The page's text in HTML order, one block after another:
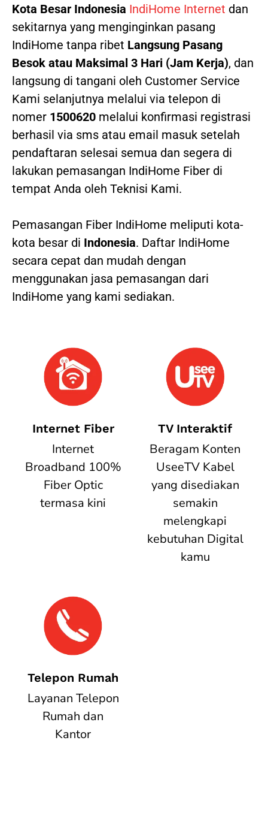
Kota Besar Indonesia IndiHome Internet dan
sekitarnya yang menginginkan pasang
IndiHome tanpa ribet Langsung Pasang
Besok atau Maksimal 3 Hari (Jam Kerja), dan
langsung di tangani oleh Customer Service
Kami selanjutnya melalui via telepon di
nomer 1500620 melalui konfirmasi registrasi
berhasil via sms atau email masuk setelah
pendaftaran selesai semua dan segera di
lakukan pemasangan IndiHome Fiber di
tempat Anda oleh Teknisi Kami.
Pemasangan Fiber IndiHome meliputi kota-
kota besar di Indonesia. Daftar IndiHome
secara cepat dan mudah dengan
menggunakan jasa pemasangan dari
IndiHome yang kami sediakan.
Internet Fiber
Internet
Broadband 100%
Fiber Optic
termasa kini
TV Interaktif
Beragam Konten
UseeTV Kabel
yang disediakan
semakin
melengkapi
kebutuhan Digital
kamu
Telepon Rumah
Layanan Telepon
Rumah dan
Kantor